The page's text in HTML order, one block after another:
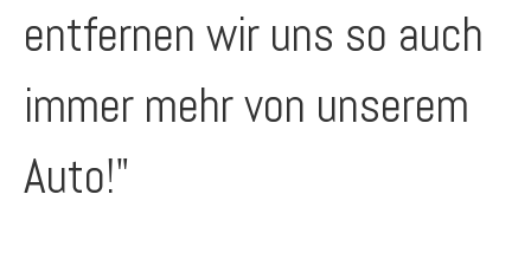
entfernen wir uns so auch
immer mehr von unserem
Auto!"